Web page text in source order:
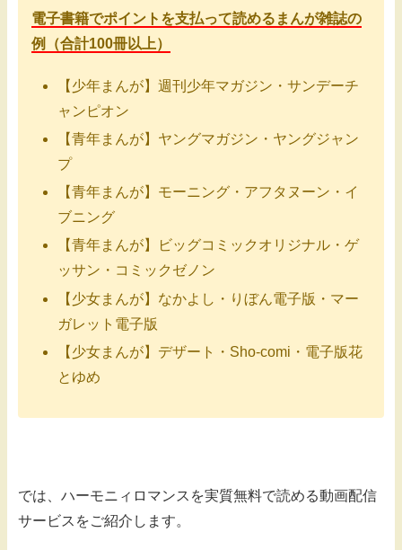
電子書籍でポイントを支払って読めるまんが雑誌の
例（合計100冊以上）
【少年まんが】週刊少年マガジン・サンデーチ
ャンピオン
【青年まんが】ヤングマガジン・ヤングジャン
プ
【青年まんが】モーニング・アフタヌーン・イ
ブニング
【青年まんが】ビッグコミックオリジナル・ゲ
ッサン・コミックゼノン
【少女まんが】なかよし・りぼん電子版・マー
ガレット電子版
【少女まんが】デザート・Sho-comi・電子版花
とゆめ
では、ハーモニィロマンスを実質無料で読める動画配信
サービスをご紹介します。